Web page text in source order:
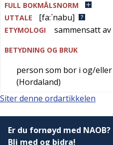
FULL BOKMÅLSNORM
UTTALE
[fa:`nabu]
ETYMOLOGI sammensatt
BETYDNING OG BRUK
person som bor i og/
(Hordaland)
Siter denne ordartikkelen
Er du fornøyd med NAOB?
Bli med og bidra!